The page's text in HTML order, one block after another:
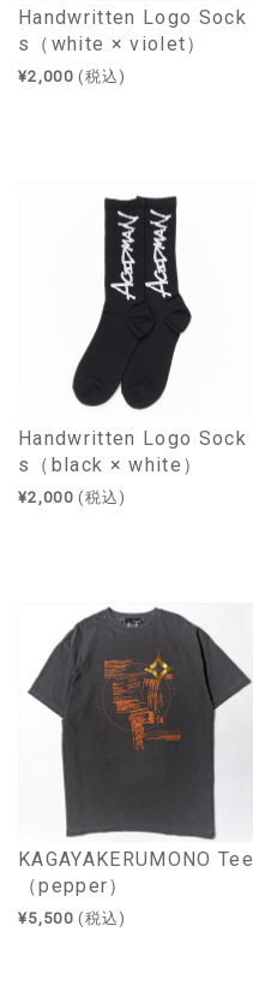
Handwritten Logo Sock
s（white × violet）
¥2,000 (税込)
Handwritten Logo Sock
s（black × white）
¥2,000 (税込)
KAGAYAKERUMONO Tee
（pepper）
¥5,500 (税込)